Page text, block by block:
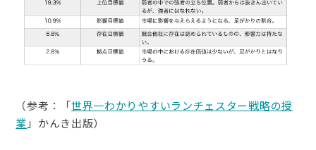
（参考：「世界一わかりやすいランチェスター戦略の授
業 」かんき出版）